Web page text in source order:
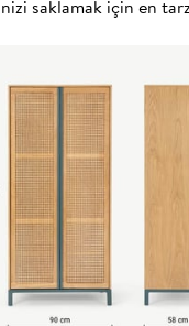
saklamak için en